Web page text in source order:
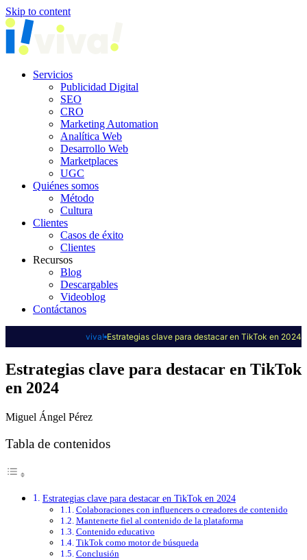
Skip to content
Servicios
Publicidad Digital
SEO
CRO
Marketing Automation
Analítica Web
Desarrollo Web
Marketplaces
UGC
Quiénes somos
Método
Cultura
Clientes
Casos de éxito
Clientes
Recursos
Blog
Descargables
Videoblog
Contáctanos
viva! Estrategias clave para destacar en TikTok en 2024
Estrategias clave para destacar en TikTok
en 2024
Miguel Ángel Pérez
Tabla de contenidos
Estrategias clave para destacar en TikTok en 2024
Colaboraciones con influencers o creadores de contenido
Mantenerte fiel al contenido de la plataforma
Contenido educativo
TikTok como motor de búsqueda
Conclusión